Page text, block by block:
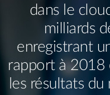
dans le
milliards
enregistrant
rapport à 2018
les résultats